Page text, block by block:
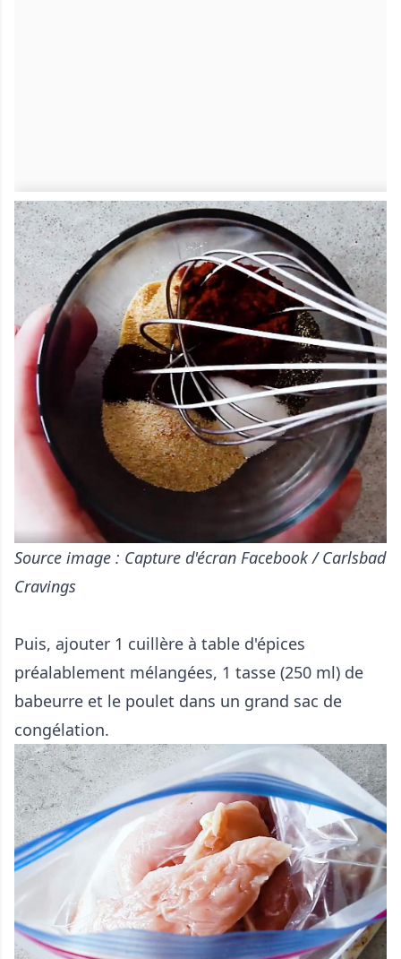
Source image : Capture d'écran Facebook / Carlsbad
Cravings
Puis, ajouter 1 cuillère à table d'épices
préalablement mélangées, 1 tasse (250 ml) de
babeurre et le poulet dans un grand sac de
congélation.